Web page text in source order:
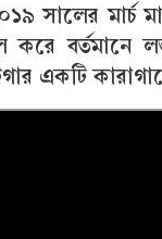
সালের মার্চ
করে বর্তমানে
একটি